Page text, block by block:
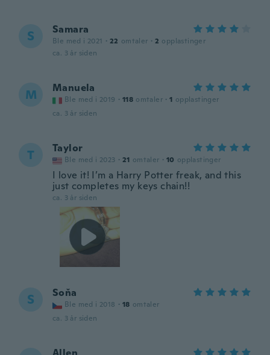
S Samara
Ble med i 2021 · 22 omtaler · 2 opplastinger
ca. 3 år siden
M Manuela
Ble med i 2019 · 118 omtaler · 1 opplastinger
ca. 3 år siden
T Taylor
Ble med i 2023 · 21 omtaler · 10 opplastinger
I love it! I’m a Harry Potter freak, and this
just completes my keys chain!!
ca. 3 år siden
S Soňa
Ble med i 2018 · 18 omtaler
ca. 3 år siden